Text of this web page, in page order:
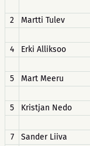
2
Martti Tulev
4
Erki Alliksoo
5
Mart Meeru
5
Kristjan Nedo
7
Sander Liiva